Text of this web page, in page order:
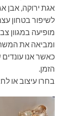
אגת ירוקה, אבן
לשיפור בטחון
מופיעה במגוון
ומביאה את
כאשר אנו
הזמן.
בחרו עיצוב או